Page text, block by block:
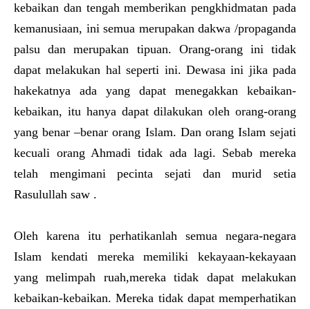
kebaikan dan tengah memberikan pengkhidmatan pada
kemanusiaan, ini semua merupakan dakwa /propaganda
palsu dan merupakan tipuan. Orang-orang ini tidak
dapat melakukan hal seperti ini. Dewasa ini jika pada
hakekatnya ada yang dapat menegakkan kebaikan-
kebaikan, itu hanya dapat dilakukan oleh orang-orang
yang benar –benar orang Islam. Dan orang Islam sejati
kecuali orang Ahmadi tidak ada lagi. Sebab mereka
telah mengimani pecinta sejati dan murid setia
Rasulullah saw .
Oleh karena itu perhatikanlah semua negara-negara
Islam kendati mereka memiliki kekayaan-kekayaan
yang melimpah ruah,mereka tidak dapat melakukan
kebaikan-kebaikan. Mereka tidak dapat memperhatikan